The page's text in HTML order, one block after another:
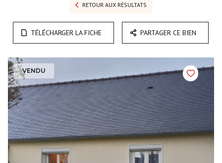
RETOUR AUX RÉSULTATS
TÉLÉCHARGER LA FICHE PARTAGER CE BIEN
VENDU